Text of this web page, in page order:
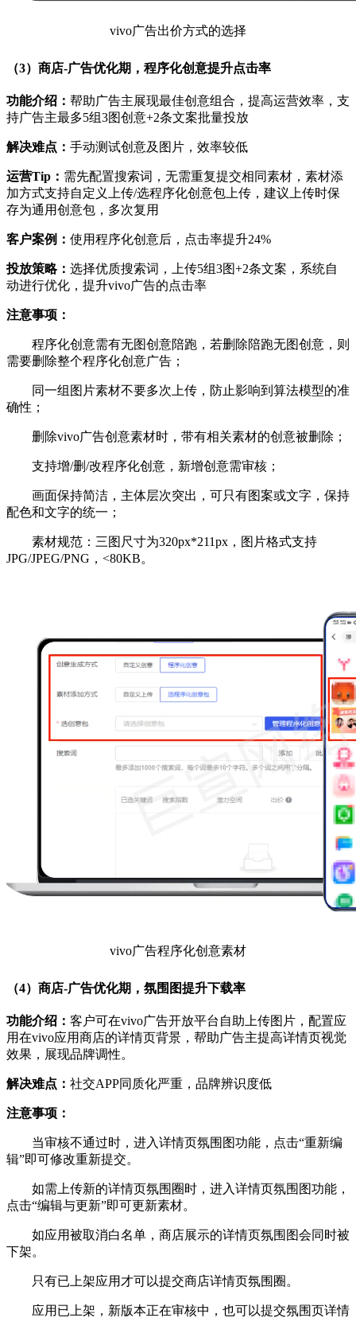
vivo广告出价方式的选择
（3）商店-广告优化期，程序化创意提升点击率
功能介绍： 帮助广告主展现最佳创意组合，提高运营效率，支
持广告主最多5组3图创意+2条文案批量投放
解决难点： 手动测试创意及图片，效率较低
运营Tip： 需先配置搜索词，无需重复提交相同素材，素材添
加方式支持自定义上传/选程序化创意包上传，建议上传时保
存为通用创意包，多次复用
客户案例： 使用程序化创意后，点击率提升24%
投放策略： 选择优质搜索词，上传5组3图+2条文案，系统自
动进行优化，提升vivo广告的点击率
注意事项：
程序化创意需有无图创意陪跑，若删除陪跑无图创意，则
需要删除整个程序化创意广告；
同一组图片素材不要多次上传，防止影响到算法模型的准
确性；
删除vivo广告创意素材时，带有相关素材的创意被删除；
支持增/删/改程序化创意，新增创意需审核；
画面保持简洁，主体层次突出，可只有图案或文字，保持
配色和文字的统一；
素材规范：三图尺寸为320px*211px，图片格式支持
JPG/JPEG/PNG，<80KB。
vivo广告程序化创意素材
（4）商店-广告优化期，氛围图提升下载率
功能介绍： 客户可在vivo广告开放平台自助上传图片，配置应
用在vivo应用商店的详情页背景，帮助广告主提高详情页视觉
效果，展现品牌调性。
解决难点： 社交APP同质化严重，品牌辨识度低
注意事项：
当审核不通过时，进入详情页氛围图功能，点击“重新编
辑”即可修改重新提交。
如需上传新的详情页氛围圈时，进入详情页氛围图功能，
点击“编辑与更新”即可更新素材。
如应用被取消白名单，商店展示的详情页氛围图会同时被
下架。
只有已上架应用才可以提交商店详情页氛围圈。
应用已上架，新版本正在审核中，也可以提交氛围页详情